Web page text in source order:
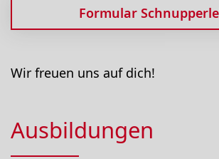
Formular
Wir freuen uns auf dich!
Ausbildungen